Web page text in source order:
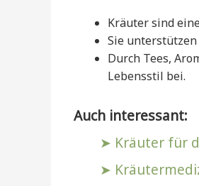
Kräuter sind
Sie
Durch Tees,
Lebensstil bei.
Auch interessant:
Kräuter für